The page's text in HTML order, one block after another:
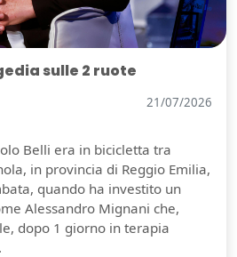
sulle 2 ruote
21/07/2026
Belli era in bicicletta tra
in provincia di Reggio Emilia,
quando ha investito un
Alessandro Mignani che,
dopo 1 giorno in terapia